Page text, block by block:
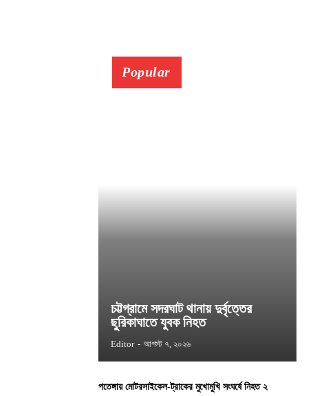
Popular
চট্টগ্রামে সদরঘাট থানায় দুর্বৃত্তের
ছুরিকাঘাতে যুবক নিহত
Editor - আগস্ট ৭, ২০২৬
পতেঙ্গায় মোটরসাইকেল-ট্রাকের মুখোমুখি সংঘর্ষে নিহত ২